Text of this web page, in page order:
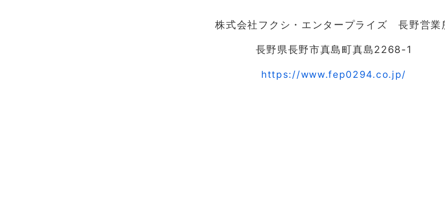
株式会社フクシ・エンタープライズ 長野営業
長野県長野市真島町真島2268-1
https://www.fep0294.co.jp/